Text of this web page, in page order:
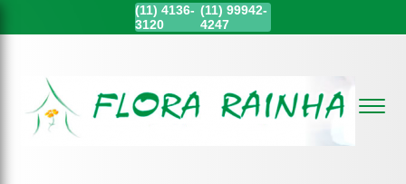
(11) 4136-
3120
(11)99942-
4247